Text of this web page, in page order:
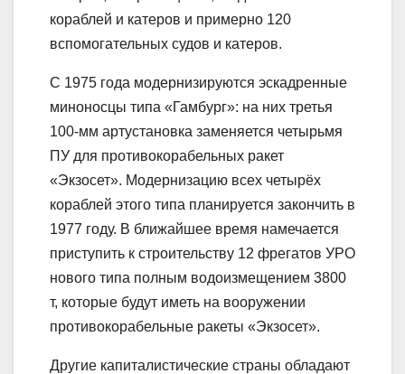
кораблей и катеров и примерно 120
вспомогательных судов и катеров.
С 1975 года модернизируются эскадренные
миноносцы типа «Гамбург»: на них третья
100-мм артустановка заменяется четырьмя
ПУ для противокорабельных ракет
«Экзосет». Модернизацию всех четырёх
кораблей этого типа планируется закончить в
1977 году. В ближайшее время намечается
приступить к строительству 12 фрегатов УРО
нового типа полным водоизмещением 3800
т, которые будут иметь на вооружении
противокорабельные ракеты «Экзосет».
Другие капиталистические страны обладают